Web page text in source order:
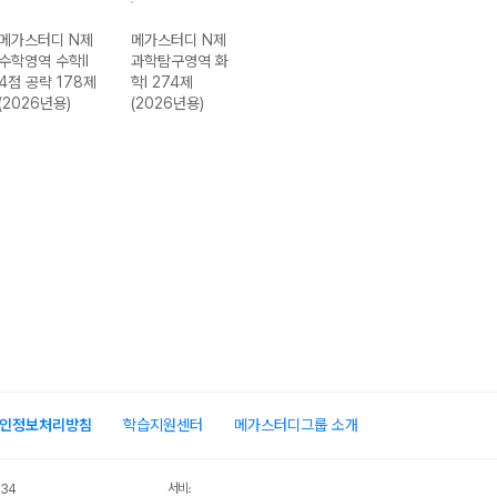
메가스터디 N제
수학영역 수학II
점 공략 178제
(2026년용)
메가스터디 N제
과학탐구영역 화
학I 274제
(2026년용)
정보처리방침 학습지원센터 메가스터디그룹 소개
서비스 가입사실 확인